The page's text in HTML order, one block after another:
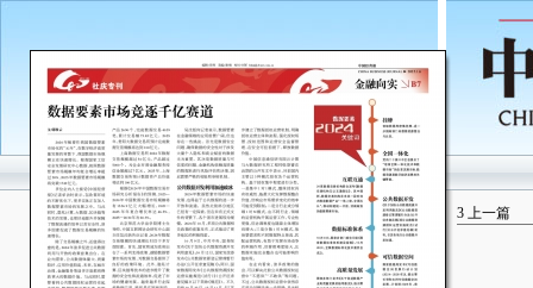
3 上一篇